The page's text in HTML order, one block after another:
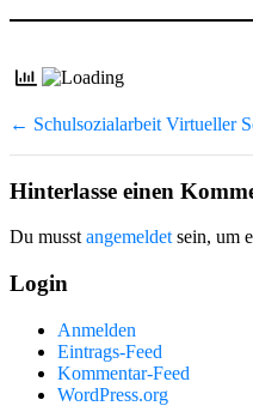
← Schulsozialarbeit Virtueller
Hinterlasse einen
Du musstangemeldetsein, um
Login
Anmelden
Eintrags-Feed
Kommentar-Feed
WordPress.org